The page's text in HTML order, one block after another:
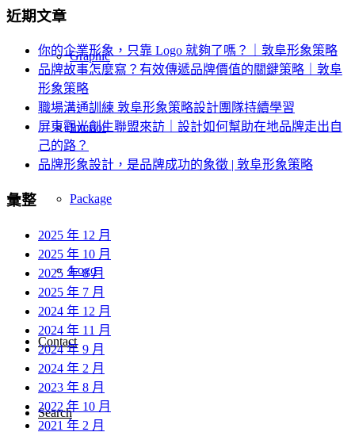
Graphic
Interior
Package
Logo
Contact
Search
近期文章
你的企業形象，只靠 Logo 就夠了嗎？｜敦阜形象策略
品牌故事怎麼寫？有效傳遞品牌價值的關鍵策略｜敦阜
形象策略
職場溝通訓練 敦阜形象策略設計團隊持續學習
屏東觀光創生聯盟來訪｜設計如何幫助在地品牌走出自
己的路？
品牌形象設計，是品牌成功的象徵 | 敦阜形象策略
彙整
2025 年 12 月
2025 年 10 月
2025 年 8 月
2025 年 7 月
2024 年 12 月
2024 年 11 月
2024 年 9 月
2024 年 2 月
2023 年 8 月
2022 年 10 月
2021 年 2 月